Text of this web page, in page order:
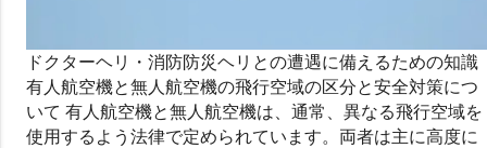
ドクターヘリ・消防防災ヘリとの遭遇に備えるための知識
有人航空機と無人航空機の飛行空域の区分と安全対策につ
いて 有人航空機と無人航空機は、通常、異なる飛行空域を
使用するよう法律で定められています。両者は主に高度に